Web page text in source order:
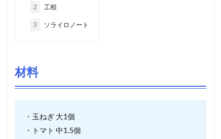
2 工程
3 ソライロノート
材料
・玉ねぎ 大1個
・トマト 中1.5個